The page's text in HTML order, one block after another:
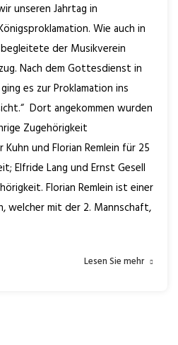
unseren Jahrtag in
Wie auch in
der Musikverein
Nach dem Gottesdienst in
es zur Proklamation ins
Dort angekommen wurden
Zugehörigkeit
und Florian Remlein für 25
Elfride Lang und Ernst Gesell
Florian Remlein ist einer
welcher mit der 2. Mannschaft,
Lesen Sie mehr